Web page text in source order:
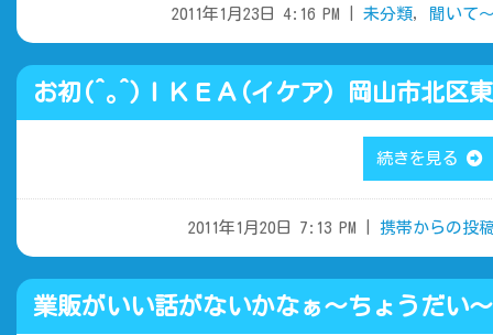
2011年1月23日 4:16 PM | 未分類, 聞いて
お初(^｡^)ＩＫＥＡ(イケア) 岡山市北区東
続きを見る
2011年1月20日 7:13 PM | 携帯からの投
業販がいい話がないかなぁ～ちょうだい～